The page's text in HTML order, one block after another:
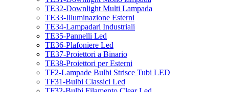
TE32-Downlight Multi Lampada
TE33-Illuminazione Esterni
TE34-Lampadari Industriali
TE35-Pannelli Led
TE36-Plafoniere Led
TE37-Proiettori a Binario
TE38-Proiettori per Esterni
TF2-Lampade Bulbi Strisce Tubi LED
TF31-Bulbi Classici Led